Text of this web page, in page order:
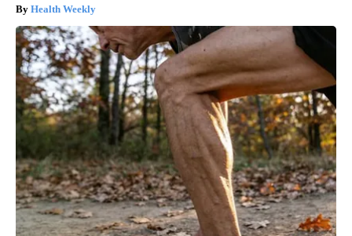
Health Weekly